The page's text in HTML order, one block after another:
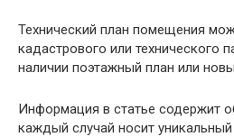
Технический план помещения
кадастрового или технического
наличии поэтажный план или
Информация в статье содержит
каждый случай носит